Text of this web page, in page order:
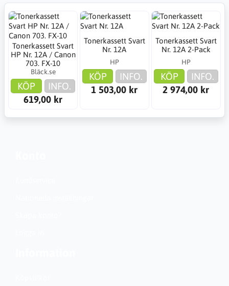
Tonerkassett Svart
HP Nr. 12A / Canon
703. FX-10
Bläck.se
KÖP
INFO.
619,00 kr
Tonerkassett Svart
Nr. 12A
HP
KÖP
INFO.
1 503,00 kr
Tonerkassett Svart
Nr. 12A 2-Pack
HP
KÖP
INFO.
2 974,00 kr